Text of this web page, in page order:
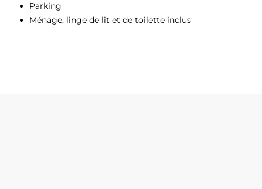
Parking
Ménage, linge de lit et de toilette inclus